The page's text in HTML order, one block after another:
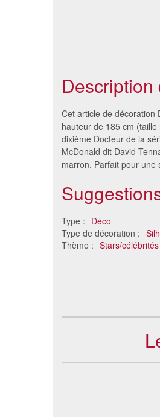
Description
Cet article de décoration
hauteur de 185 cm
dixième Docteur de la
McDonald dit David
marron. Parfait pour une
Type : Déco
Type de décoration :
Thème : Stars/célébrités
Silhouette de Elvis